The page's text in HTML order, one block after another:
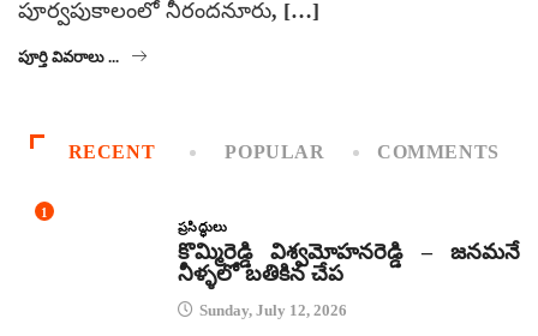
పూర్వపుకాలంలో నీరందనూరు, […]
పూర్తి వివరాలు ...
RECENT POPULAR COMMENTS
1
ప్రసిద్ధులు
కొమ్మిరెడ్డి విశ్వమోహనరెడ్డి – జనమనే
నీళ్ళలో బతికిన చేప
Sunday, July 12, 2026